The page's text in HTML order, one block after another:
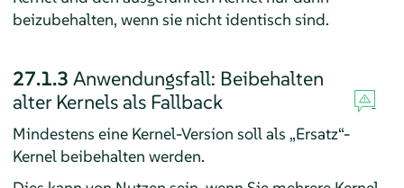
beizubehalten, wenn sie nicht identisch sind.
27.1.3 Anwendungsfall: Beibehalten
alter Kernels als Fallback
Mindestens eine Kernel-Version soll als „Ersatz“-
Kernel beibehalten werden.